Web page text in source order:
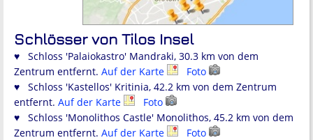
Schlösser von Tilos Insel
♥ Schloss 'Palaiokastro' Mandraki, 30.3 km von dem
Zentrum entfernt. Auf der Karte
Foto
♥ Schloss 'Kastellos' Kritinia, 42.2 km von dem Zentrum
entfernt. Auf der Karte
Foto
♥ Schloss 'Monolithos Castle' Monolithos, 45.2 km von dem
Zentrum entfernt. Auf der Karte
Foto